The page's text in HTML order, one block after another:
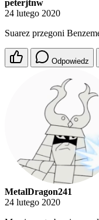
peterjtnw
24 lutego 2020
Suarez przegoni
Odpowiedz
MetalDragon241
24 lutego 2020